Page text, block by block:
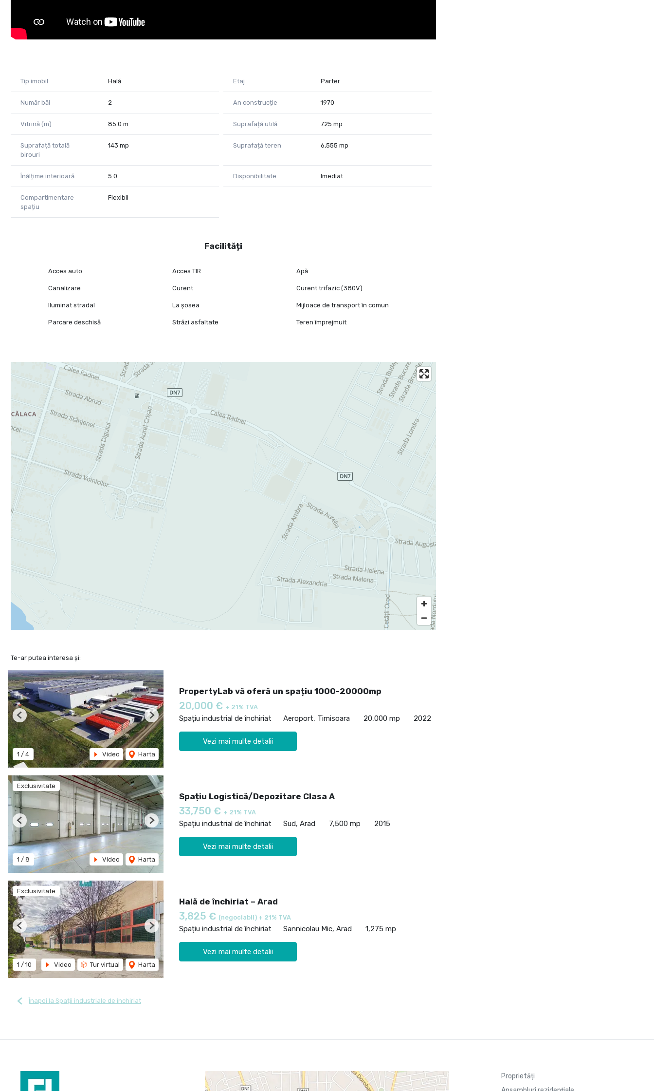
CP2742673
Tip imobil Hală Etaj Parter
Număr băi 2 An construcție 1970
Vitrină (m) 85.0 m Suprafață utilă 725 mp
Suprafață totală
birouri
143 mp Suprafață teren 6,555 mp
Înălțime interioară 5.0 Disponibilitate Imediat
Compartimentare
spațiu
Flexibil
Facilități
Acces auto Acces TIR Apă
Canalizare Curent Curent trifazic (380V)
Iluminat stradal La șosea Mijloace de transport în comun
Parcare deschisă Străzi asfaltate Teren împrejmuit
Te-ar putea interesa și:
1 / 4 Video Harta
Previous Next
PropertyLab vă oferă un spațiu 1000-20000mp
20,000 € + 21% TVA
Spațiu industrial de închiriat Aeroport, Timisoara 20,000 mp 2022
Vezi mai multe detalii
Exclusivitate
1 / 8 Video Harta
Previous Next
Spațiu Logistică/Depozitare Clasa A
33,750 € + 21% TVA
Spațiu industrial de închiriat Sud, Arad 7,500 mp 2015
Vezi mai multe detalii
Exclusivitate
1 / 10 Video Tur virtual Harta
Previous Next
Hală de închiriat – Arad
3,825 € (negociabil) + 21% TVA
Spațiu industrial de închiriat Sannicolau Mic, Arad 1,275 mp
Vezi mai multe detalii
Înapoi la Spații industriale de închiriat
Proprietăți